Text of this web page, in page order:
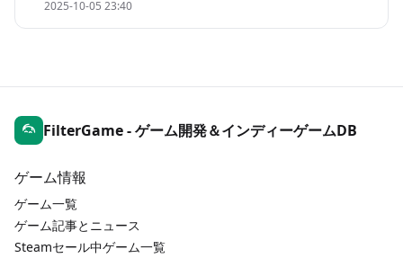
2025-10-05 23:40
FilterGame - ゲーム開発＆インディーゲームDB
ゲーム情報
ゲーム一覧
ゲーム記事とニュース
Steamセール中ゲーム一覧